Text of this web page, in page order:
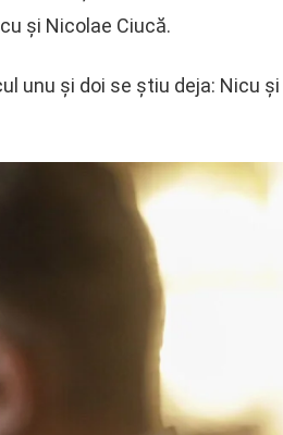
și Nicolae Ciucă.
unu și doi se știu deja: Nicu și